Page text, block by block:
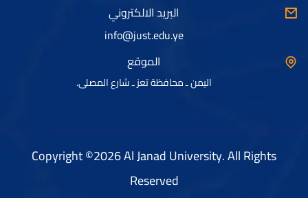
البريد الالكتروني
info@just.edu.ye
الموقع
اليمن ـ محافظة تعز ـ شارع المصلى.
Copyright ©2026 Al Janad University. All Rights
Reserved